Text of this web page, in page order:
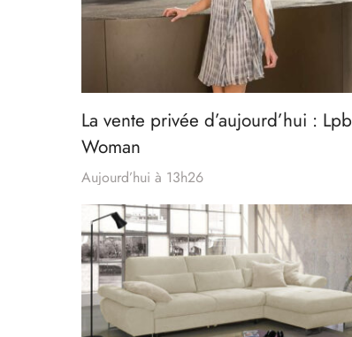
La vente privée d’aujourd’hui : Lpb
Woman
Aujourd’hui à 13h26